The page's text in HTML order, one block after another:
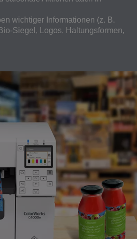
wichtiger Informationen (z. B.
Siegel, Logos, Haltungsformen,